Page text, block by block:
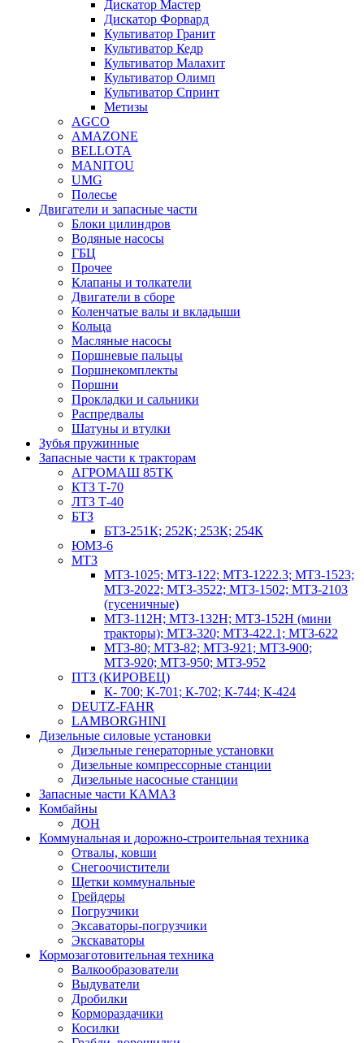
Дискатор Мастер
Дискатор Форвард
Культиватор Гранит
Культиватор Кедр
Культиватор Малахит
Культиватор Олимп
Культиватор Спринт
Метизы
AGCO
AMAZONE
BELLOTA
MANITOU
UMG
Полесье
Двигатели и запасные части
Блоки цилиндров
Водяные насосы
ГБЦ
Прочее
Клапаны и толкатели
Двигатели в сборе
Коленчатые валы и вкладыши
Кольца
Масляные насосы
Поршневые пальцы
Поршнекомплекты
Поршни
Прокладки и сальники
Распредвалы
Шатуны и втулки
Зубья пружинные
Запасные части к тракторам
АГРОМАШ 85ТК
КТЗ Т-70
ЛТЗ Т-40
БТЗ
БТЗ-251К; 252К; 253К; 254К
ЮМЗ-6
МТЗ
МТЗ-1025; МТЗ-122; МТЗ-1222.3; МТЗ-1523;
МТЗ-2022; МТЗ-3522; МТЗ-1502; МТЗ-2103
(гусеничные)
МТЗ-112Н; МТЗ-132Н; МТЗ-152Н (мини
тракторы); МТЗ-320; МТЗ-422.1; МТЗ-622
МТЗ-80; МТЗ-82; МТЗ-921; МТЗ-900;
МТЗ-920; МТЗ-950; МТЗ-952
ПТЗ (КИРОВЕЦ)
К- 700; К-701; К-702; К-744; К-424
DEUTZ-FAHR
LAMBORGHINI
Дизельные силовые установки
Дизельные генераторные установки
Дизельные компрессорные станции
Дизельные насосные станции
Запасные части КАМАЗ
Комбайны
ДОН
Коммунальная и дорожно-строительная техника
Отвалы, ковши
Снегоочистители
Щетки коммунальные
Грейдеры
Погрузчики
Эксаваторы-погрузчики
Экскаваторы
Кормозаготовительная техника
Валкообразователи
Выдуватели
Дробилки
Кормораздачики
Косилки